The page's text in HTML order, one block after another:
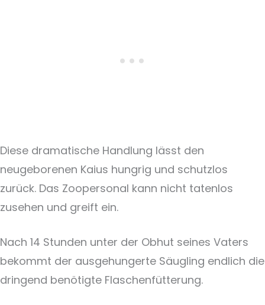
Diese dramatische Handlung lässt den
neugeborenen Kaius hungrig und schutzlos
zurück. Das Zoopersonal kann nicht tatenlos
zusehen und greift ein.
Nach 14 Stunden unter der Obhut seines Vaters
bekommt der ausgehungerte Säugling endlich die
dringend benötigte Flaschenfütterung.